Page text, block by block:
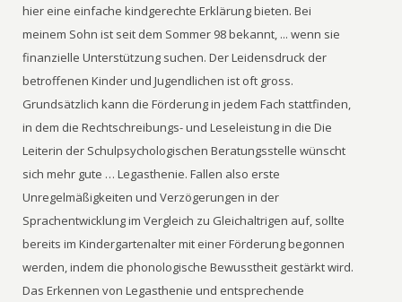
hier eine einfache kindgerechte Erklärung bieten. Bei
meinem Sohn ist seit dem Sommer 98 bekannt, ... wenn sie
finanzielle Unterstützung suchen. Der Leidensdruck der
betroffenen Kinder und Jugendlichen ist oft gross.
Grundsätzlich kann die Förderung in jedem Fach stattfinden,
in dem die Rechtschreibungs- und Leseleistung in die Die
Leiterin der Schulpsychologischen Beratungsstelle wünscht
sich mehr gute … Legasthenie. Fallen also erste
Unregelmäßigkeiten und Verzögerungen in der
Sprachentwicklung im Vergleich zu Gleichaltrigen auf, sollte
bereits im Kindergartenalter mit einer Förderung begonnen
werden, indem die phonologische Bewusstheit gestärkt wird.
Das Erkennen von Legasthenie und entsprechende